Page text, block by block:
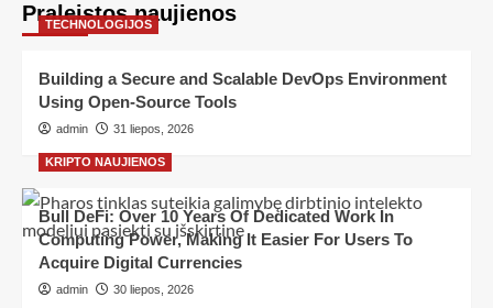
Praleistos naujienos
TECHNOLOGIJOS
Building a Secure and Scalable DevOps Environment
Using Open-Source Tools
admin 31 liepos, 2026
KRIPTO NAUJIENOS
Bull DeFi: Over 10 Years Of Dedicated Work In
Computing Power, Making It Easier For Users To
Acquire Digital Currencies
admin 30 liepos, 2026